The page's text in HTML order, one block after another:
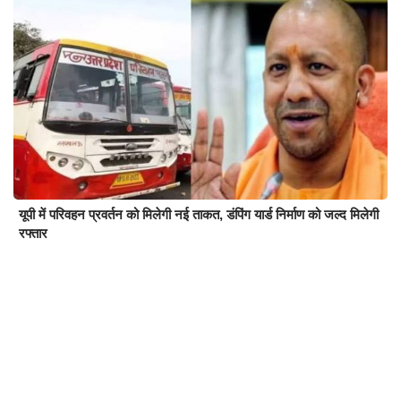
यूपी में परिवहन प्रवर्तन को मिलेगी नई ताकत, डंपिंग यार्ड निर्माण को जल्द मिलेगी
रफ्तार